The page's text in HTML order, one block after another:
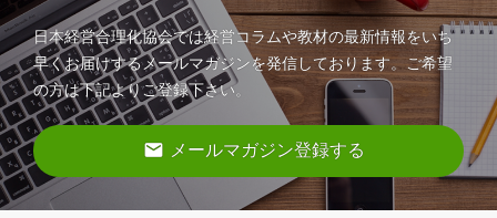
日本経営合理化協会では経営コラムや教材の最新情報をいち
早くお届けするメールマガジンを発信しております。ご希望
の方は下記よりご登録下さい。
email メールマガジン登録する